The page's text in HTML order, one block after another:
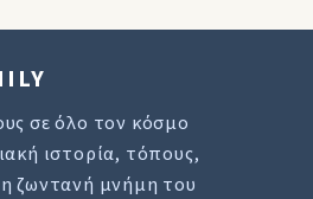
σε όλο τον κόσμο
ιστορία, τόπους,
ζωντανή μνήμη του